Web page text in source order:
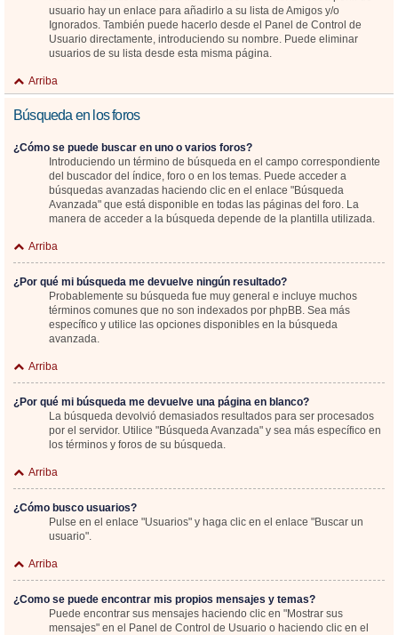
usuario hay un enlace para añadirlo a su lista de Amigos y/o
Ignorados. También puede hacerlo desde el Panel de Control de
Usuario directamente, introduciendo su nombre. Puede eliminar
usuarios de su lista desde esta misma página.
Arriba
Búsqueda en los foros
¿Cómo se puede buscar en uno o varios foros?
Introduciendo un término de búsqueda en el campo correspondiente
del buscador del índice, foro o en los temas. Puede acceder a
búsquedas avanzadas haciendo clic en el enlace "Búsqueda
Avanzada" que está disponible en todas las páginas del foro. La
manera de acceder a la búsqueda depende de la plantilla utilizada.
Arriba
¿Por qué mi búsqueda me devuelve ningún resultado?
Probablemente su búsqueda fue muy general e incluye muchos
términos comunes que no son indexados por phpBB. Sea más
específico y utilice las opciones disponibles en la búsqueda
avanzada.
Arriba
¿Por qué mi búsqueda me devuelve una página en blanco?
La búsqueda devolvió demasiados resultados para ser procesados
por el servidor. Utilice "Búsqueda Avanzada" y sea más específico en
los términos y foros de su búsqueda.
Arriba
¿Cómo busco usuarios?
Pulse en el enlace "Usuarios" y haga clic en el enlace "Buscar un
usuario".
Arriba
¿Como se puede encontrar mis propios mensajes y temas?
Puede encontrar sus mensajes haciendo clic en "Mostrar sus
mensajes" en el Panel de Control de Usuario o haciendo clic en el